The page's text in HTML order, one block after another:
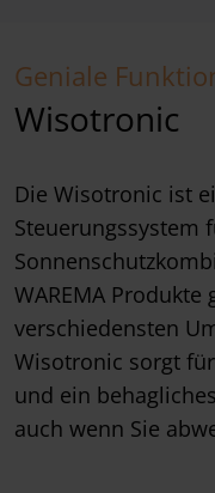
Geniale
Wisotronic
Die Wisotronic ist
Steuerungssystem
WAREMA
verschiedensten
Wisotronic sorgt
und ein
auch wenn Sie